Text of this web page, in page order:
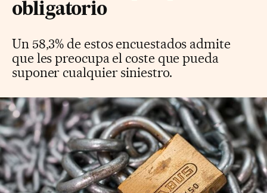
obligatorio
Un 58,3% de estos encuestados admite
que les preocupa el coste que pueda
suponer cualquier siniestro.